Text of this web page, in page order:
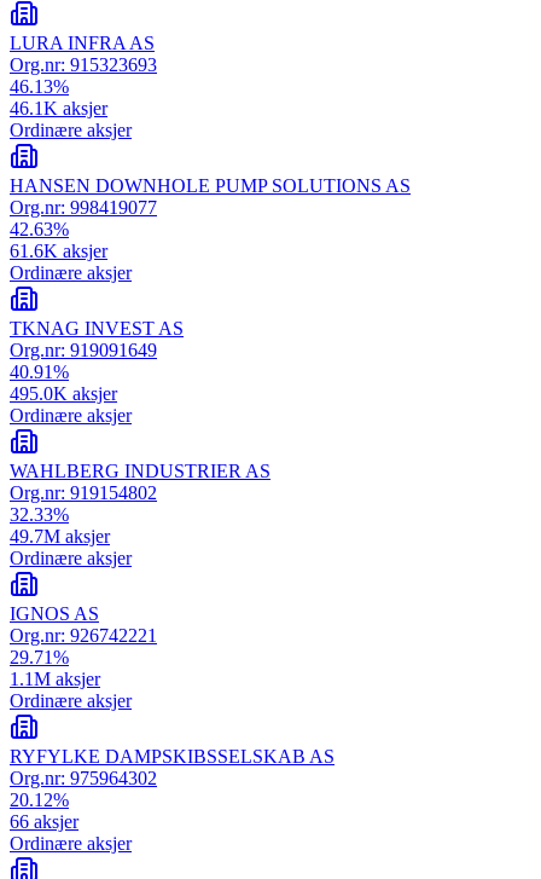
LURA INFRA AS
Org.nr: 915323693
46.13%
46.1K aksjer
Ordinære aksjer
HANSEN DOWNHOLE PUMP SOLUTIONS AS
Org.nr: 998419077
42.63%
61.6K aksjer
Ordinære aksjer
TKNAG INVEST AS
Org.nr: 919091649
40.91%
495.0K aksjer
Ordinære aksjer
WAHLBERG INDUSTRIER AS
Org.nr: 919154802
32.33%
49.7M aksjer
Ordinære aksjer
IGNOS AS
Org.nr: 926742221
29.71%
1.1M aksjer
Ordinære aksjer
RYFYLKE DAMPSKIBSSELSKAB AS
Org.nr: 975964302
20.12%
66 aksjer
Ordinære aksjer